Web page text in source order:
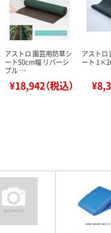
アストロ 園芸用防草シ
ート50cm幅 リバーシ
ブル …
¥18,942（税込）
アストロ
ート